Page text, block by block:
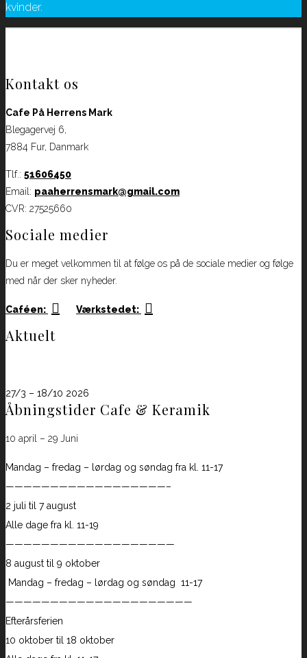
kvinder.
Kontakt os
Cafe På Herrens Mark
Blegagervej 6,
7884 Fur, Danmark
Tlf.: 51606450
Email: paaherrensmark@gmail.com
CVR: 27525660
Sociale medier
Du er meget velkommen til at følge os på de sociale medier og følge
med når der sker nyheder.
Caféen: Værkstedet:
Aktuelt
27/3 – 18/10 2026
Åbningstider Cafe & Keramik
10 april – 29 Juni
Mandag – fredag – lørdag og søndag fra kl. 11-17
——————————————————–
2 juli til 7 august
Alle dage fra kl. 11-19
———————————————————
8 august til 9 oktober
Mandag – fredag – lørdag og søndag 11-17
—————————————————————
Efterårsferien
10 oktober til 18 oktober